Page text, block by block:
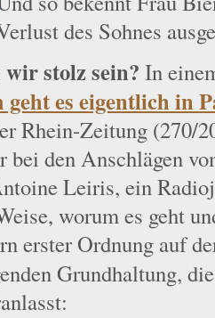
des Sohnes
stolz sein? In
es eigentlich in
Rhein-Zeitung (270/
bei den Anschlägen
Leiris, ein
worum es geht
erster Ordnung auf
Grundhaltung,